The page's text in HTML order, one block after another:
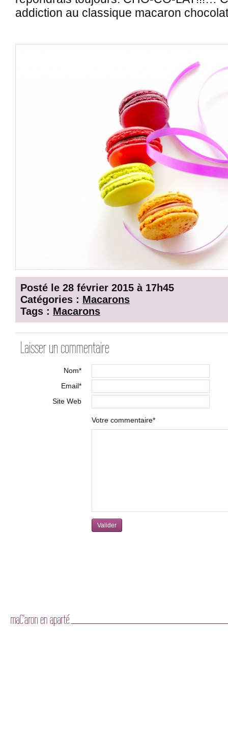
addiction au classique macaron
Posté le 28 février 2015 à 17h45
Catégories : Macarons
Tags : Macarons
Laisser un commentaire
Nom*
Email*
Site Web
Votre commentaire*